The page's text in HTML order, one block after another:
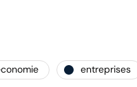
entreprises